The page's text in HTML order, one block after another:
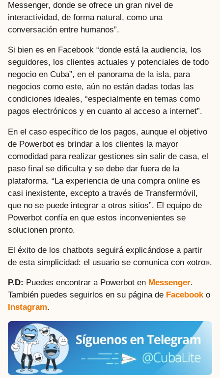
Messenger, donde se ofrece un gran nivel de
interactividad, de forma natural, como una
conversación entre humanos”.
Si bien es en Facebook “donde está la audiencia, los
seguidores, los clientes actuales y potenciales de todo
negocio en Cuba”, en el panorama de la isla, para
negocios como este, aún no están dadas todas las
condiciones ideales, “especialmente en temas como
pagos electrónicos y en cuanto al acceso a internet”.
En el caso específico de los pagos, aunque el objetivo
de Powerbot es brindar a los clientes la mayor
comodidad para realizar gestiones sin salir de casa, el
paso final se dificulta y se debe dar fuera de la
plataforma. “La experiencia de una compra online es
casi inexistente, excepto a través de Transfermóvil,
que no se puede integrar a otros sitios”. El equipo de
Powerbot confía en que estos inconvenientes se
solucionen pronto.
El éxito de los chatbots seguirá explicándose a partir
de esta simplicidad: el usuario se comunica con «otro».
P.D: Puedes encontrar a Powerbot en Messenger.
También puedes seguirlos en su página de Facebooko
Instagram.